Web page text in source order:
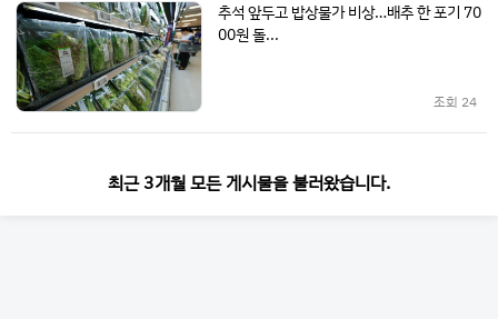
추석 앞두고 밥상물가 비상…배추 한 포기 70
00원 돌...
조회 24
최근 3개월 모든 게시물을 불러왔습니다.